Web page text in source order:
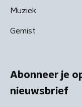
Muziek
Gemist
Abonneer je
nieuwsbrief